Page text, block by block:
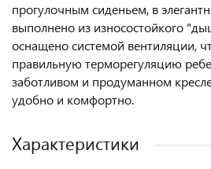
прогулочным сиденьем, в
выполнено из износостойкого
оснащено системой вентиляции,
правильную терморегуляцию
заботливом и продуманном
удобно и комфортно.
Характеристики